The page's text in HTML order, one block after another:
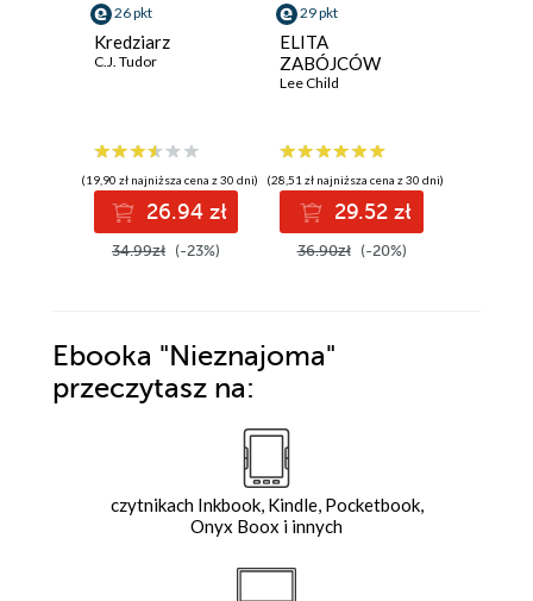
26 pkt
Kredziarz
C.J. Tudor
(19,90 zł najniższa cena z 30 dni)
26.94 zł
34.99zł (-23%)
29 pkt
ELITA
ZABÓJCÓW
Lee Child
(28,51 zł najniższa cena z 30 dni)
29.52 zł
36.90zł (-20%)
Ebooka "Nieznajoma"
przeczytasz na:
czytnikach Inkbook, Kindle, Pocketbook,
Onyx Boox i innych